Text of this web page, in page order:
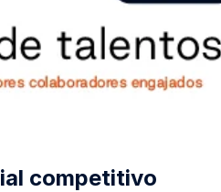
competitivo